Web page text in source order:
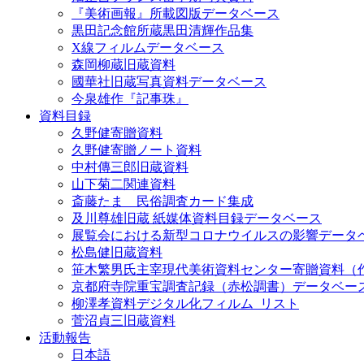
『美術画報』所載図版データベース
黒田記念館所蔵黒田清輝作品集
X線フィルムデータベース
森岡柳蔵旧蔵資料
國華社旧蔵写真資料データベース
今泉雄作『記事珠』
資料目録
久野健寄贈資料
久野健寄贈ノート資料
中村傳三郎旧蔵資料
山下菊二関連資料
斎藤たま 民俗調査カード集成
及川尊雄旧蔵 紙媒体資料目録データベース
展覧会における新型コロナウイルスの影響データ
松島健旧蔵資料
笹木繁男氏主宰現代美術資料センター寄贈資料（
京都府寺院重宝調査記録（赤松調書）データベー
柳澤孝資料デジタル化フィルム_リスト
菅沼貞三旧蔵資料
活動報告
日本語